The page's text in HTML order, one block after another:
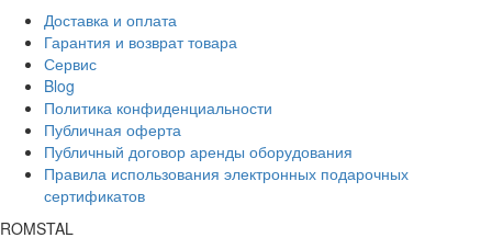
Доставка и оплата
Гарантия и возврат товара
Сервис
Blog
Политика конфиденциальности
Публичная оферта
Публичный договор аренды оборудования
Правила использования электронных подарочных
сертификатов
ROMSTAL